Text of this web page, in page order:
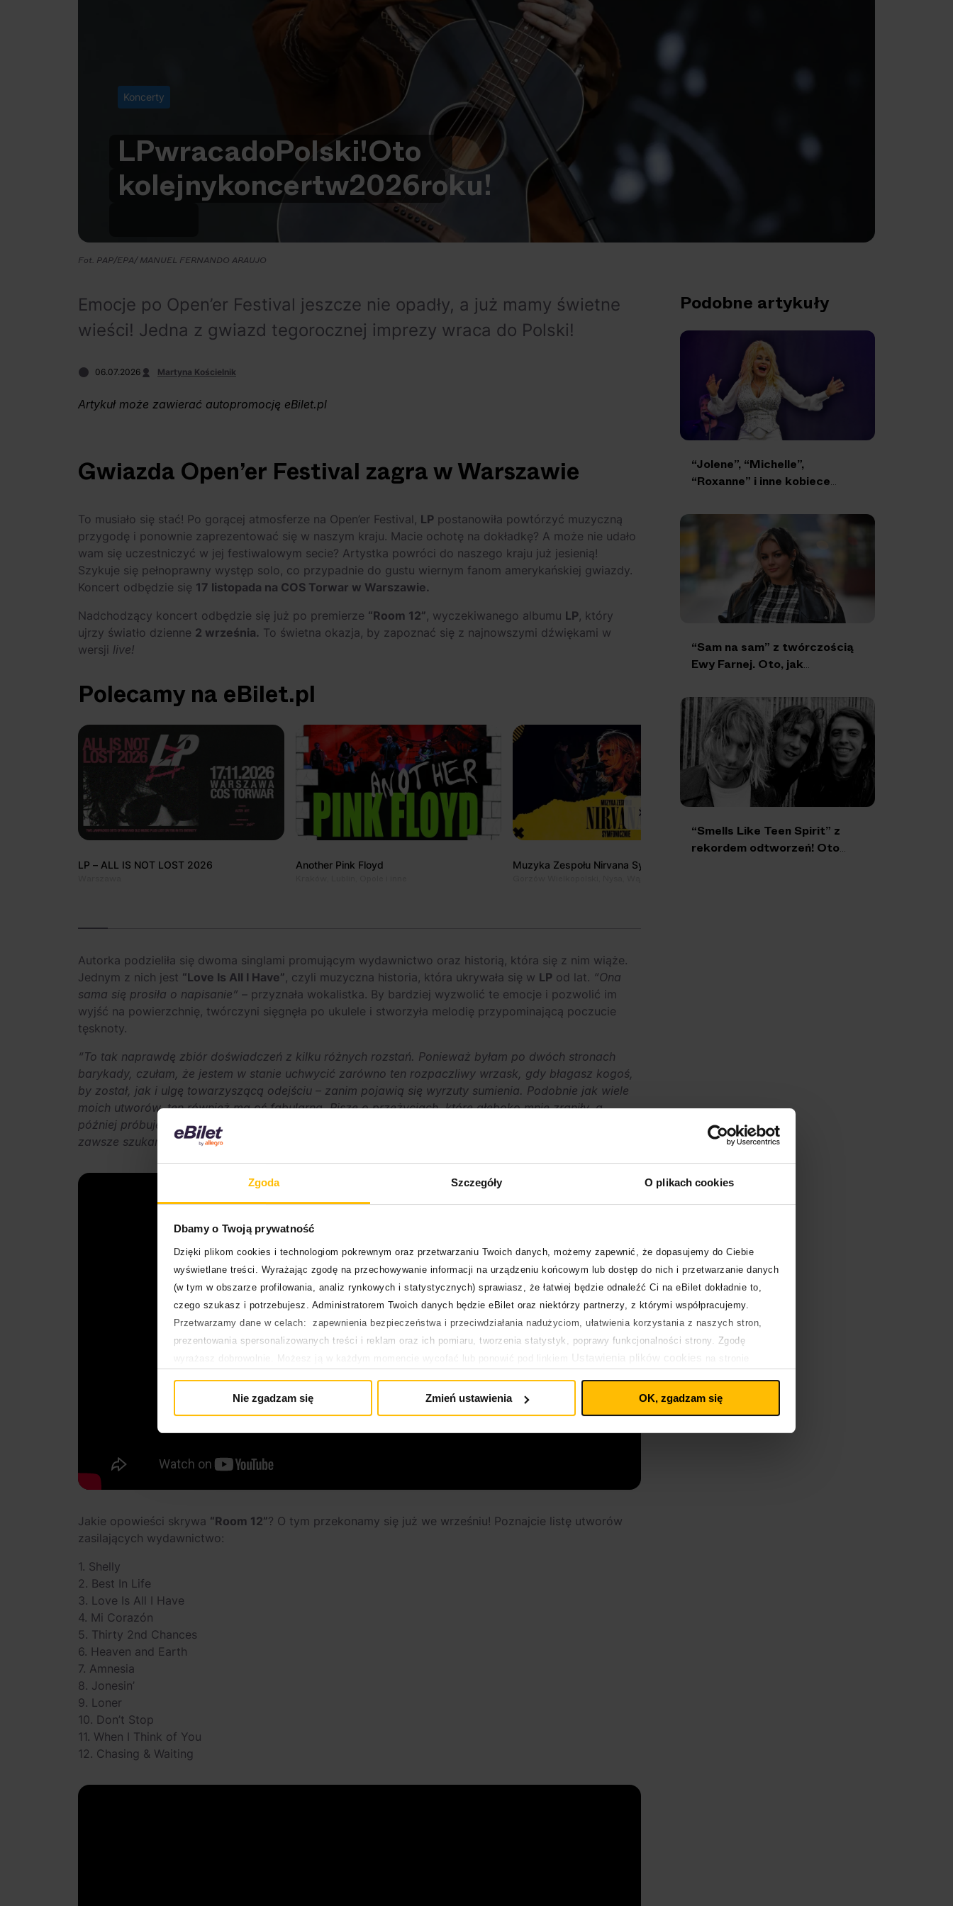
Zgoda Szczegóły O plikach cookies
Dbamy o Twoją prywatność
Dzięki plikom cookies i technologiom pokrewnym oraz przetwarzaniu Twoich danych, możemy zapewnić, że dopasujemy do Ciebie
wyświetlane treści. Wyrażając zgodę na przechowywanie informacji na urządzeniu końcowym lub dostęp do nich i przetwarzanie danych
(w tym w obszarze profilowania, analiz rynkowych i statystycznych) sprawiasz, że łatwiej będzie odnaleźć Ci na eBilet dokładnie to,
czego szukasz i potrzebujesz. Administratorem Twoich danych będzie eBilet oraz niektórzy partnerzy, z którymi współpracujemy.
Przetwarzamy dane w celach: zapewnienia bezpieczeństwa i przeciwdziałania nadużyciom, ułatwienia korzystania z naszych stron,
prezentowania spersonalizowanych treści i reklam oraz ich pomiaru, tworzenia statystyk, poprawy funkcjonalności strony. Zgodę
Ustawienia plików cookies
Polityka prywatności
Nie zgadzam się Zmień ustawienia OK, zgadzam się
Koncerty
LPwracadoPolski!Oto
kolejnykoncertw2026roku!
Fot. PAP/EPA/ MANUEL FERNANDO ARAUJO
Emocje po Open’er Festival jeszcze nie opadły, a już mamy świetne
wieści! Jedna z gwiazd tegorocznej imprezy wraca do Polski!
06.07.2026 Martyna Kościelnik
Artykuł może zawierać autopromocję eBilet.pl
Gwiazda Open’er Festival zagra w Warszawie
To musiało się stać! Po gorącej atmosferze na Open’er Festival, LP postanowiła powtórzyć muzyczną
przygodę i ponownie zaprezentować się w naszym kraju. Macie ochotę na dokładkę? A może nie udało
wam się uczestniczyć w jej festiwalowym secie? Artystka powróci do naszego kraju już jesienią!
Szykuje się pełnoprawny występ solo, co przypadnie do gustu wiernym fanom amerykańskiej gwiazdy.
Koncert odbędzie się 17 listopada na COS Torwar w Warszawie.
Nadchodzący koncert odbędzie się już po premierze “Room 12”, wyczekiwanego albumu LP, który
ujrzy światło dzienne 2 września. To świetna okazja, by zapoznać się z najnowszymi dźwiękami w
wersji live!
Polecamy na eBilet.pl
LP – ALL IS NOT LOST 2026 Another Pink Floyd Muzyka Zespołu Nirvana Symfonicznie
Autorka podzieliła się dwoma singlami promującym wydawnictwo oraz historią, która się z nim wiąże.
Jednym z nich jest “Love Is All I Have”, czyli muzyczna historia, która ukrywała się w LP od lat. “Ona
sama się prosiła o napisanie” – przyznała wokalistka. By bardziej wyzwolić te emocje i pozwolić im
wyjść na powierzchnię, twórczyni sięgnęła po ukulele i stworzyła melodię przypominającą poczucie
tęsknoty.
“To tak naprawdę zbiór doświadczeń z kilku różnych rozstań. Ponieważ byłam po dwóch stronach
barykady, czułam, że jestem w stanie uchwycić zarówno ten rozpaczliwy wrzask, gdy błagasz kogoś,
by został, jak i ulgę towarzyszącą odejściu – zanim pojawią się wyrzuty sumienia. Podobnie jak wiele
moich utworów, ten również ma oś fabularną. Piszę o przeżyciach, które głęboko mnie zraniły, a
później próbuję przedrzeć się przez nie ku czemuś, co daje nadzieję. W ostatecznym rozrachunku
zawsze szukam tego jednego momentu, w którym staję się bohaterką własnej historii” –
Jakie opowieści skrywa “Room 12”? O tym przekonamy się już we wrześniu! Poznajcie listę utworów
zasilających wydawnictwo:
1. Shelly
2. Best In Life
3. Love Is All I Have
4. Mi Corazón
5. Thirty 2nd Chances
6. Heaven and Earth
7. Amnesia
8. Jonesin’
9. Loner
10. Don’t Stop
11. When I Think of You
12. Chasing & Waiting
Podobne artykuły
“Jolene”, “Michelle”,
“Roxanne” i inne kobiece
“Sam na sam” z twórczością
Ewy Farnej. Oto, jak
“Smells Like Teen Spirit” z
rekordem odtworzeń! Oto